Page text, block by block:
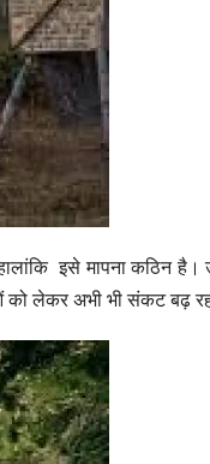
इसे मापना कठिन है।
को लेकर अभी भी संकट बढ़